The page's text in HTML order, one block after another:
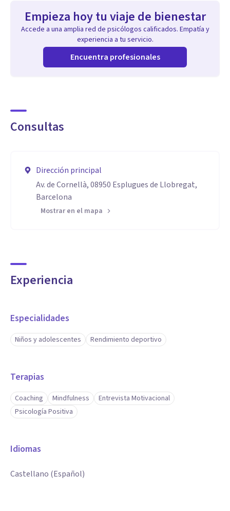
Empieza hoy tu viaje de bienestar
Accede a una amplia red de psicólogos calificados. Empatía y
experiencia a tu servicio.
Encuentra profesionales
Consultas
Dirección principal
Av. de Cornellà, 08950 Esplugues de Llobregat,
Barcelona
Mostrar en el mapa
Experiencia
Especialidades
Niños y adolescentes Rendimiento deportivo
Terapias
Coaching Mindfulness
Entrevista Motivacional
Psicología Positiva
Idiomas
Castellano (Español)